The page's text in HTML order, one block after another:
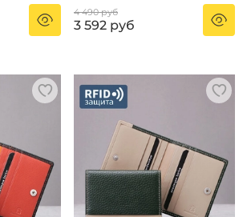
4 490 руб
3 592 руб